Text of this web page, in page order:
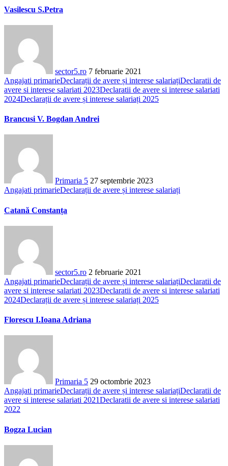
Vasilescu S.Petra
sector5.ro 7 februarie 2021
Angajati primarieDeclarații de avere și interese salariațiDeclaratii de
avere si interese salariati 2023Declaratii de avere si interese salariati
2024Declarații de avere și interese salariați 2025
Brancusi V. Bogdan Andrei
Primaria 5 27 septembrie 2023
Angajati primarieDeclarații de avere și interese salariați
Catană Constanța
sector5.ro 2 februarie 2021
Angajati primarieDeclarații de avere și interese salariațiDeclaratii de
avere si interese salariati 2023Declaratii de avere si interese salariati
2024Declarații de avere și interese salariați 2025
Florescu I.Ioana Adriana
Primaria 5 29 octombrie 2023
Angajati primarieDeclarații de avere și interese salariațiDeclaratii de
avere si interese salariati 2021Declaratii de avere si interese salariati
2022
Bogza Lucian